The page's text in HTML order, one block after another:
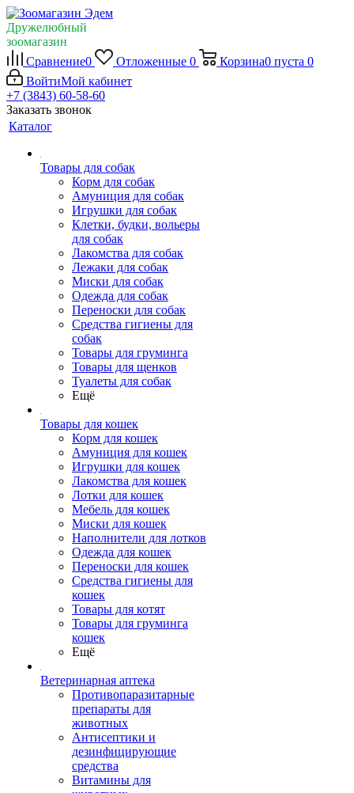
Дружелюбный
зоомагазин
Сравнение0 Отложенные 0 Корзина0 пуста 0
ВойтиМой кабинет
+7 (3843) 60-58-60
Заказать звонок
Каталог
Товары для собак
Корм для собак
Амуниция для собак
Игрушки для собак
Клетки, будки, вольеры
для собак
Лакомства для собак
Лежаки для собак
Миски для собак
Одежда для собак
Переноски для собак
Средства гигиены для
собак
Товары для груминга
Товары для щенков
Туалеты для собак
Ещё
Товары для кошек
Корм для кошек
Амуниция для кошек
Игрушки для кошек
Лакомства для кошек
Лотки для кошек
Мебель для кошек
Миски для кошек
Наполнители для лотков
Одежда для кошек
Переноски для кошек
Средства гигиены для
кошек
Товары для котят
Товары для груминга
кошек
Ещё
Ветеринарная аптека
Противопаразитарные
препараты для
животных
Антисептики и
дезинфицирующие
средства
Витамины для